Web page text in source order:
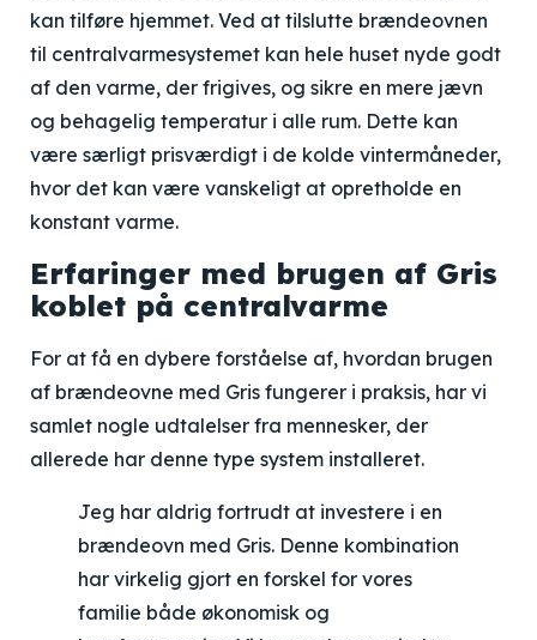
kan tilføre hjemmet. Ved at tilslutte brændeovnen
til centralvarmesystemet kan hele huset nyde godt
af den varme, der frigives, og sikre en mere jævn
og behagelig temperatur i alle rum. Dette kan
være særligt prisværdigt i de kolde vintermåneder,
hvor det kan være vanskeligt at opretholde en
konstant varme.
Erfaringer med brugen af Gris
koblet på centralvarme
For at få en dybere forståelse af, hvordan brugen
af brændeovne med Gris fungerer i praksis, har vi
samlet nogle udtalelser fra mennesker, der
allerede har denne type system installeret.
Jeg har aldrig fortrudt at investere i en
brændeovn med Gris. Denne kombination
har virkelig gjort en forskel for vores
familie både økonomisk og